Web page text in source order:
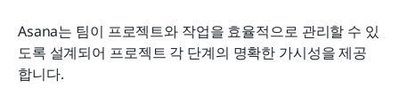
Asana는 팀이 프로젝트와 작업을 효율적으로 관리할 수 있
도록 설계되어 프로젝트 각 단계의 명확한 가시성을 제공
합니다.